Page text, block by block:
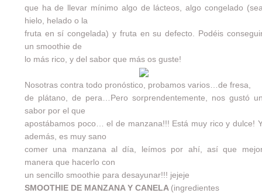
que ha de llevar mínimo algo de lácteos, algo congelado
hielo, helado o la
fruta en sí congelada) y fruta en su defecto. Podéis
un smoothie de
lo más rico, y del sabor que más os guste!
Nosotras contra todo pronóstico, probamos varios…de fresa,
de plátano, de pera…Pero sorprendentemente, nos gustó
sabor por el que
apostábamos poco… el de manzana!!! Está muy rico y dulce!
además, es muy sano
comer una manzana al día, leímos por ahí, así que
manera que hacerlo con
un sencillo smoothie para desayunar!!! jejeje
SMOOTHIE DE MANZANA Y CANELA (ingredientes